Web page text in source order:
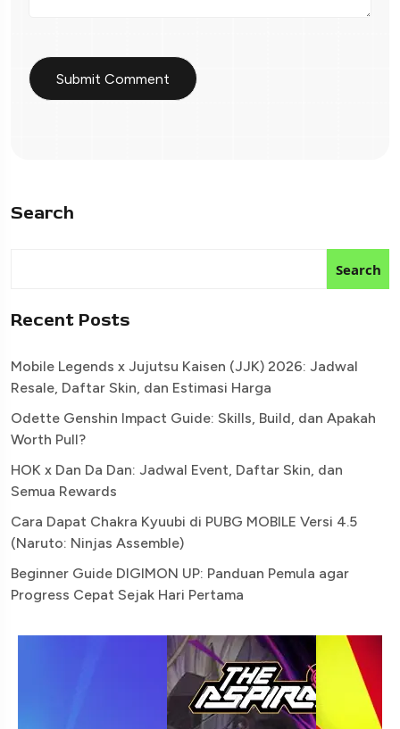
Search
Search
Recent Posts
Mobile Legends x Jujutsu Kaisen (JJK) 2026: Jadwal
Resale, Daftar Skin, dan Estimasi Harga
Odette Genshin Impact Guide: Skills, Build, dan Apakah
Worth Pull?
HOK x Dan Da Dan: Jadwal Event, Daftar Skin, dan
Semua Rewards
Cara Dapat Chakra Kyuubi di PUBG MOBILE Versi 4.5
(Naruto: Ninjas Assemble)
Beginner Guide DIGIMON UP: Panduan Pemula agar
Progress Cepat Sejak Hari Pertama